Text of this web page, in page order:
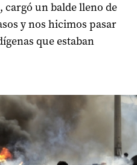
un balde lleno de
y nos hicimos pasar
que estaban